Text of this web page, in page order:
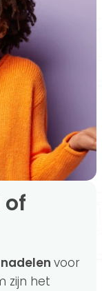
voor
zijn het